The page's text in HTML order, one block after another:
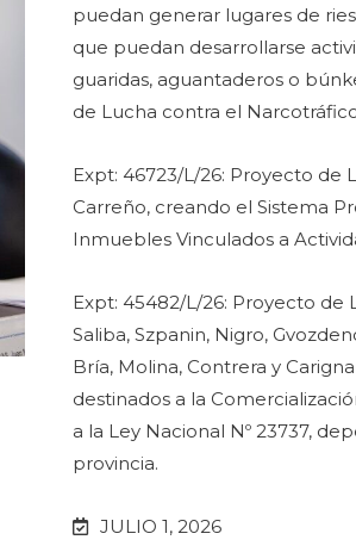
puedan generar lugares de
que puedan desarrollarse
guaridas, aguantaderos o
de Lucha contra el
Expt: 46723/L/26: Proyecto de
Carreño, creando el Sistema
Inmuebles Vinculados a
Expt: 45482/L/26: Proyecto de
Saliba, Szpanin, Nigro,
Bría, Molina, Contrera y
destinados a la
a la Ley Nacional Nº 23737,
provincia.
JULIO 1, 2026